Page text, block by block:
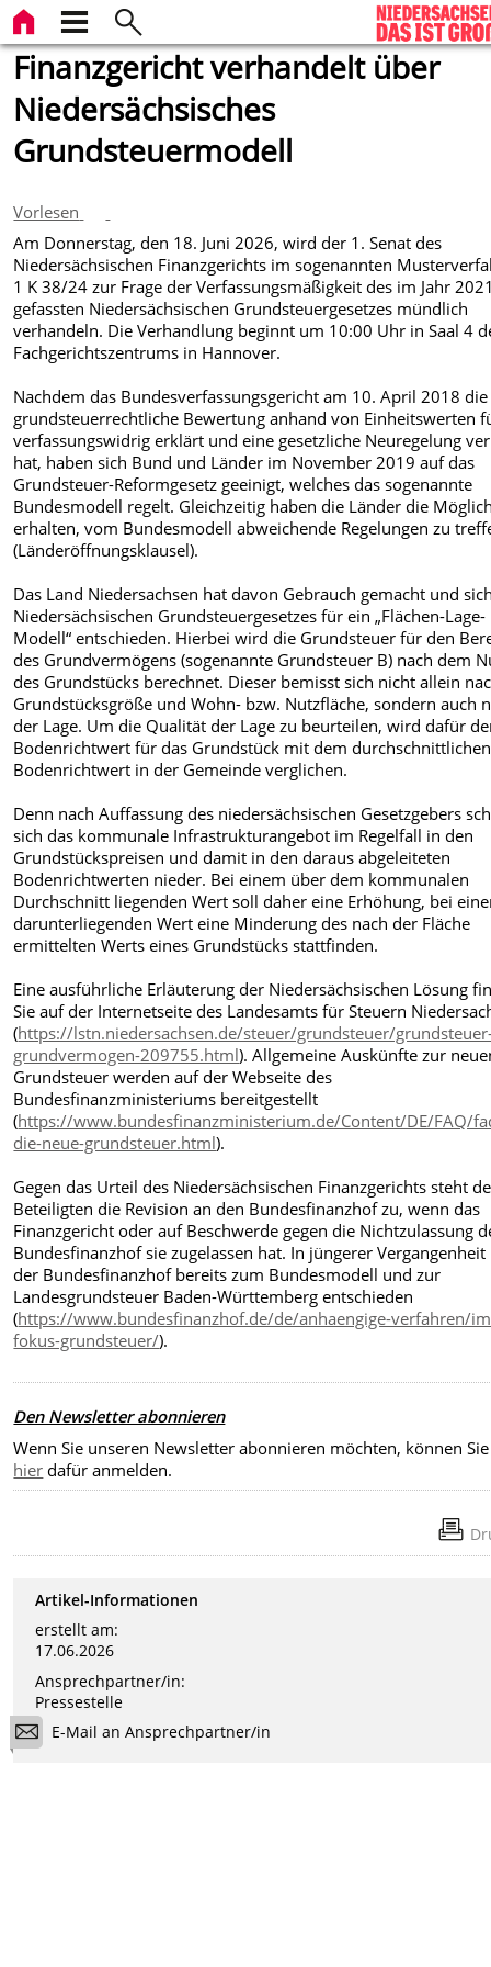
Finanzgericht verhandelt über
Niedersächsisches
Grundsteuermodell
Vorlesen
Am Donnerstag, den 18. Juni 2026, wird der 1. Senat des
Niedersächsischen Finanzgerichts im sogenannten
1 K 38/24 zur Frage der Verfassungsmäßigkeit des im Jahr
gefassten Niedersächsischen Grundsteuergesetzes mündlich
verhandeln. Die Verhandlung beginnt um 10:00 Uhr in Saal 4
Fachgerichtszentrums in Hannover.
Nachdem das Bundesverfassungsgericht am 10. April 2018 die
grundsteuerrechtliche Bewertung anhand von Einheitswerten
verfassungswidrig erklärt und eine gesetzliche Neuregelung
hat, haben sich Bund und Länder im November 2019 auf das
Grundsteuer-Reformgesetz geeinigt, welches das sogenannte
Bundesmodell regelt. Gleichzeitig haben die Länder die
erhalten, vom Bundesmodell abweichende Regelungen zu
(Länderöffnungsklausel).
Das Land Niedersachsen hat davon Gebrauch gemacht und
Niedersächsischen Grundsteuergesetzes für ein „Flächen-Lage-
Modell“ entschieden. Hierbei wird die Grundsteuer für den
des Grundvermögens (sogenannte Grundsteuer B) nach dem
des Grundstücks berechnet. Dieser bemisst sich nicht allein
Grundstücksgröße und Wohn- bzw. Nutzfläche, sondern auch
der Lage. Um die Qualität der Lage zu beurteilen, wird dafür
Bodenrichtwert für das Grundstück mit dem durchschnittlichen
Bodenrichtwert in der Gemeinde verglichen.
Denn nach Auffassung des niedersächsischen Gesetzgebers
sich das kommunale Infrastrukturangebot im Regelfall in den
Grundstückspreisen und damit in den daraus abgeleiteten
Bodenrichtwerten nieder. Bei einem über dem kommunalen
Durchschnitt liegenden Wert soll daher eine Erhöhung, bei
darunterliegenden Wert eine Minderung des nach der Fläche
ermittelten Werts eines Grundstücks stattfinden.
Eine ausführliche Erläuterung der Niedersächsischen Lösung
Sie auf der Internetseite des Landesamts für Steuern
(https://lstn.niedersachsen.de/steuer/grundsteuer/
grundvermogen-209755.html). Allgemeine Auskünfte zur
Grundsteuer werden auf der Webseite des
Bundesfinanzministeriums bereitgestellt
(https://www.bundesfinanzministerium.de/Content/DE/FAQ/
die-neue-grundsteuer.html).
Gegen das Urteil des Niedersächsischen Finanzgerichts steht
Beteiligten die Revision an den Bundesfinanzhof zu, wenn das
Finanzgericht oder auf Beschwerde gegen die Nichtzulassung
Bundesfinanzhof sie zugelassen hat. In jüngerer Vergangenheit
der Bundesfinanzhof bereits zum Bundesmodell und zur
Landesgrundsteuer Baden-Württemberg entschieden
(https://www.bundesfinanzhof.de/de/anhaengige-verfahren/
fokus-grundsteuer/).
Den Newsletter abonnieren
Wenn Sie unseren Newsletter abonnieren möchten, können
hier dafür anmelden.
Artikel-Informationen
erstellt am:
17.06.2026
Ansprechpartner/in:
Pressestelle
E-Mail an Ansprechpartner/in